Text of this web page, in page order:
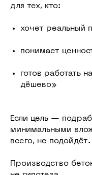
для тех, кто:
хочет реальный
понимает
готов работать
дёшево»
Если цель —
минимальными
всего, не подойдёт.
Производство